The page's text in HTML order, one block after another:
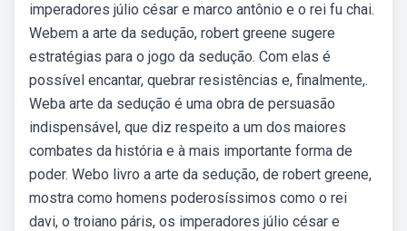
imperadores júlio césar e marco antônio e o rei fu chai.
Webem a arte da sedução, robert greene sugere
estratégias para o jogo da sedução. Com elas é
possível encantar, quebrar resistências e, finalmente,.
Weba arte da sedução é uma obra de persuasão
indispensável, que diz respeito a um dos maiores
combates da história e à mais importante forma de
poder. Webo livro a arte da sedução, de robert greene,
mostra como homens poderosíssimos como o rei
davi, o troiano páris, os imperadores júlio césar e